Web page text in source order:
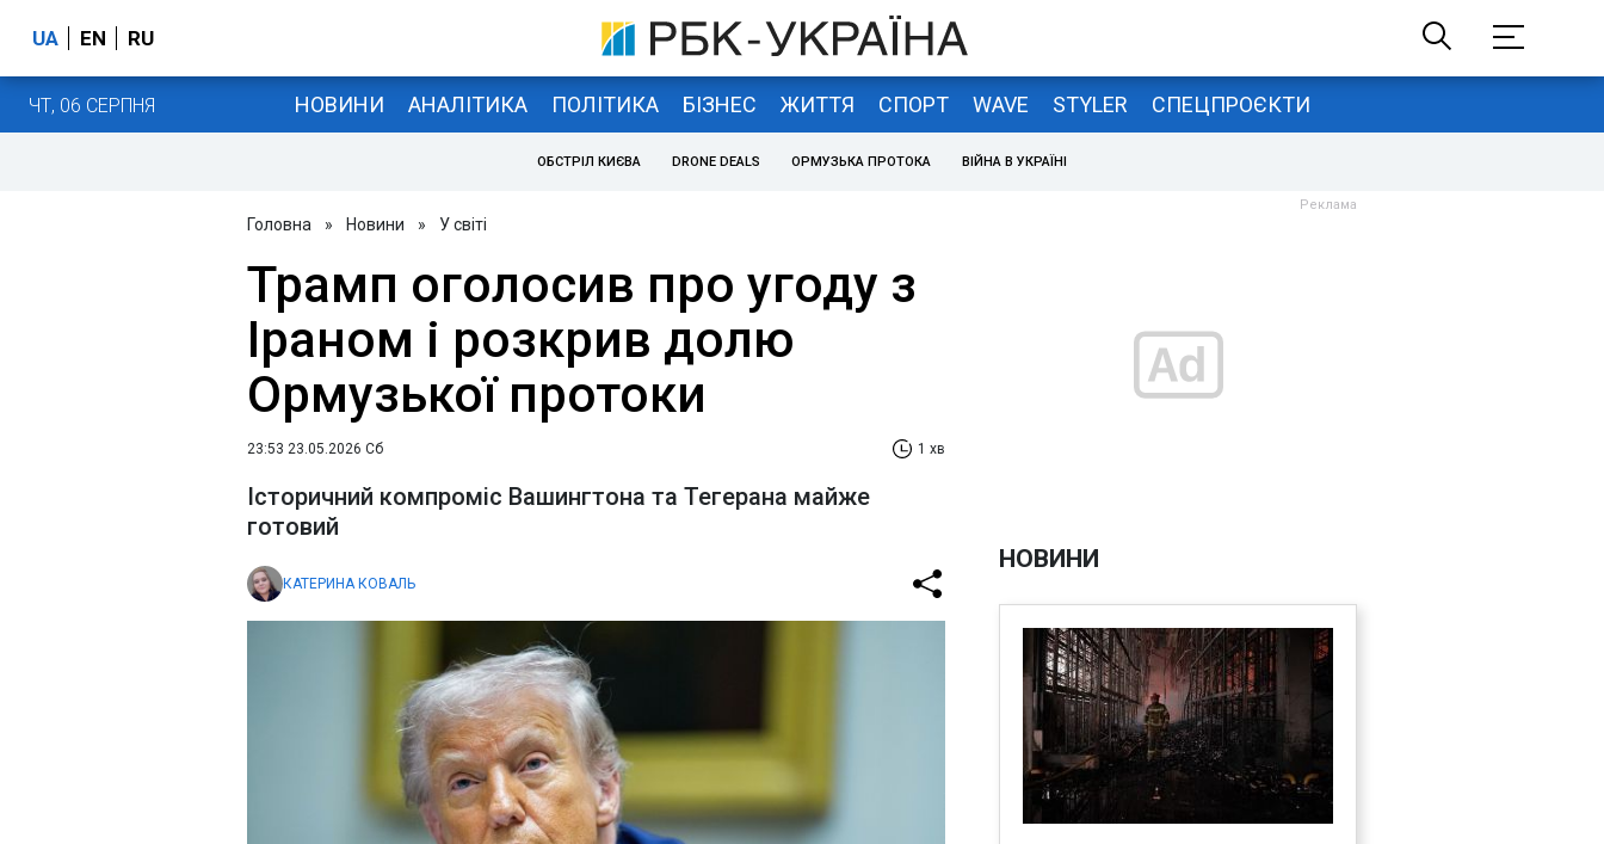
UA EN RU
ЧТ, 06 СЕРПНЯ НОВИНИ АНАЛІТИКА ПОЛІТИКА БІЗНЕС ЖИТТЯ СПОРТ WAVE STYLER СПЕЦПРОЄКТИ
ОБСТРІЛ КИЄВА DRONE DEALS ОРМУЗЬКА ПРОТОКА ВІЙНА В УКРАЇНІ
Головна » Новини » У світі
Трамп оголосив про угоду з
Іраном і розкрив долю
Ормузької протоки
23:53 23.05.2026 Сб 1 хв
Історичний компроміс Вашингтона та Тегерана майже
готовий
КАТЕРИНА КОВАЛЬ
НОВИНИ